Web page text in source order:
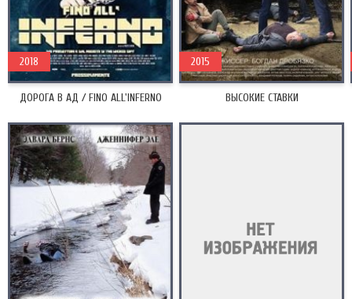
ДОРОГА В АД / FINO ALL'INFERNO
2018
ВЫСОКИЕ СТАВКИ
2015